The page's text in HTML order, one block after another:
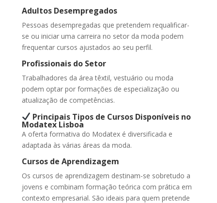
Adultos Desempregados
Pessoas desempregadas que pretendem requalificar-
se ou iniciar uma carreira no setor da moda podem
frequentar cursos ajustados ao seu perfil.
Profissionais do Setor
Trabalhadores da área têxtil, vestuário ou moda
podem optar por formações de especialização ou
atualização de competências.
Principais Tipos de Cursos Disponíveis no
Modatex Lisboa
A oferta formativa do Modatex é diversificada e
adaptada às várias áreas da moda.
Cursos de Aprendizagem
Os cursos de aprendizagem destinam-se sobretudo a
jovens e combinam formação teórica com prática em
contexto empresarial. São ideais para quem pretende